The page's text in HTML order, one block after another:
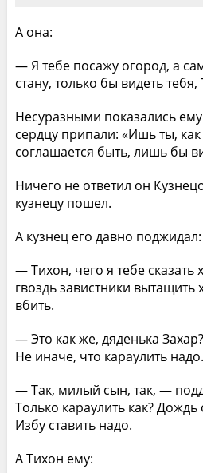
А она:
— Я тебе посажу огород, а
стану, только бы видеть
Несуразными показались ему
сердцу припали: «Ишь ты,
соглашается быть, лишь бы
Ничего не ответил он
кузнецу пошел.
А кузнец его давно поджидал:
— Тихон, чего я тебе сказать
гвоздь завистники вытащить
вбить.
— Это как же, дяденька
Не иначе, что караулить надо.
— Так, милый сын, так, —
Только караулить как?
Избу ставить надо.
А Тихон ему: